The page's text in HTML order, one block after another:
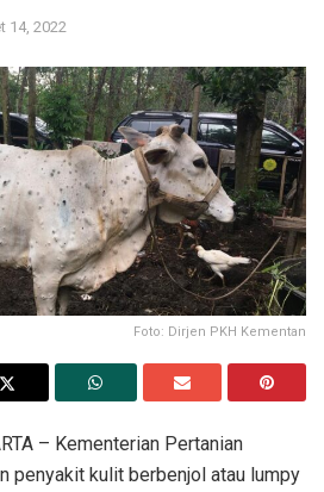
14, 2022
Foto: Dirjen PKH Kementan
– Kementerian Pertanian
penyakit kulit berbenjol atau lumpy